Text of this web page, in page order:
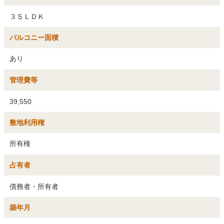
３ＳＬＤＫ
バルコニー面積
あり
管理費等
39,550
敷地利用権
所有権
占有者
債務者・所有者
築年月